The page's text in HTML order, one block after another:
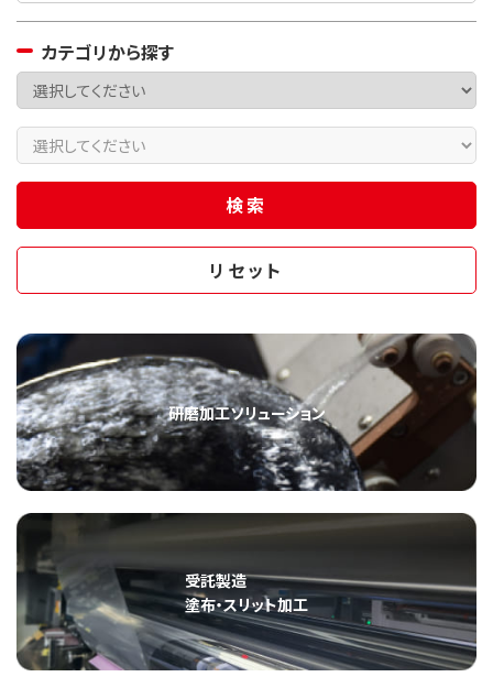
カテゴリから探す
研磨加工ソリューション
受託製造
塗布・スリット加工